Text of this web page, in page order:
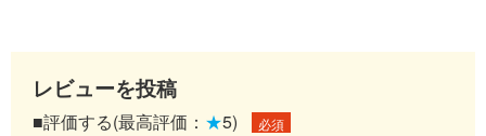
レビューを投稿
■評価する(最高評価： ★5) 必須